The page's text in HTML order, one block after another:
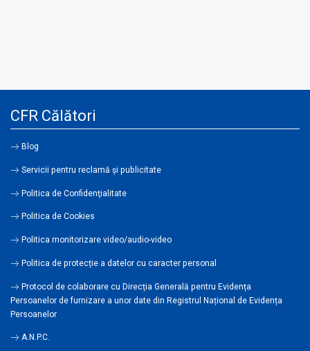
CFR Călători
Blog
Servicii pentru reclamă și publicitate
Politica de Confidenţialitate
Politica de Cookies
Politica monitorizare video/audio-video
Politica de protecție a datelor cu caracter personal
Protocol de colaborare cu Direcția Generală pentru Evidența
Persoanelor de furnizare a unor date din Registrul Național de Evidența
Persoanelor
A.N.P.C.